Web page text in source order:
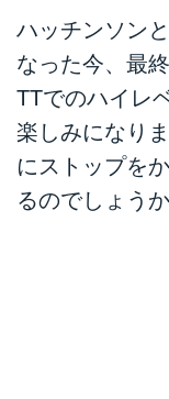
ハッチンソン
なった今、最
TTでのハイレ
楽しみになり
にストップを
るのでしょう